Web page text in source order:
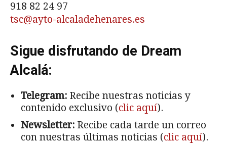
918 82 24 97
tsc@ayto-alcaladehenares.es
Sigue disfrutando de Dream
Alcalá:
Telegram: Recibe nuestras noticias y
contenido exclusivo (clic aquí).
Newsletter: Recibe cada tarde un correo
con nuestras últimas noticias (clic aquí).